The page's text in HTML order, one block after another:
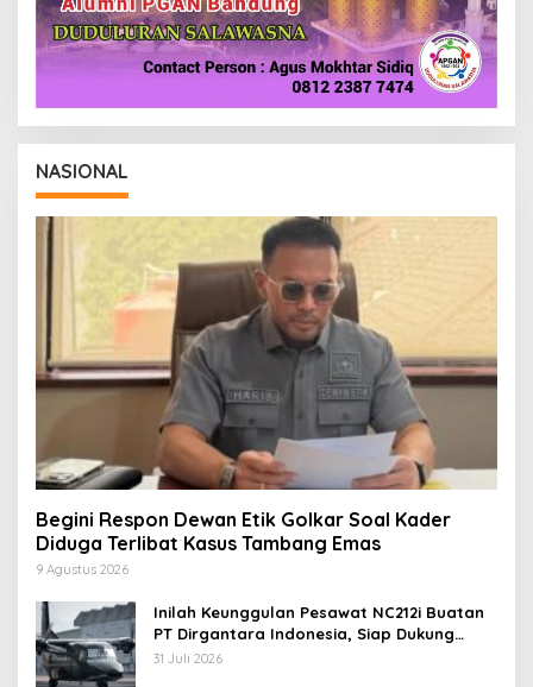
NASIONAL
Begini Respon Dewan Etik Golkar Soal Kader
Diduga Terlibat Kasus Tambang Emas
9 Agustus 2026
Inilah Keunggulan Pesawat NC212i Buatan
PT Dirgantara Indonesia, Siap Dukung
Berbagai Operasi TNI
31 Juli 2026